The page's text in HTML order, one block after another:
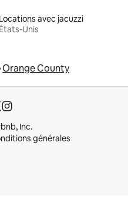
Locations avec jacuzzi
États-Unis
Orange County
Inc.
générales